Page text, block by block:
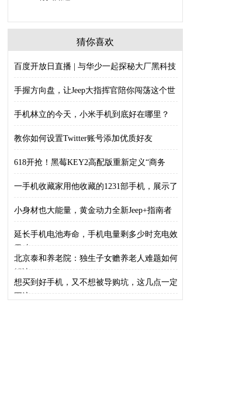
猜你喜欢
百度开放日直播 | 与华少一起探秘大厂黑科技
手握方向盘，让Jeep大指挥官陪你闯荡这个世
手机林立的今天，小米手机到底好在哪里？
教你如何设置Twitter账号添加优质好友
618开抢！黑莓KEY2高配版重新定义“商务
一手机收藏家用他收藏的1231部手机，展示了
小身材也大能量，黄金动力全新Jeep+指南者
延长手机电池寿命，手机电量剩多少时充电效
果才
北京泰和养老院：独生子女赡养老人难题如何
解决
想买到好手机，又不想被导购坑，这几点一定
要注